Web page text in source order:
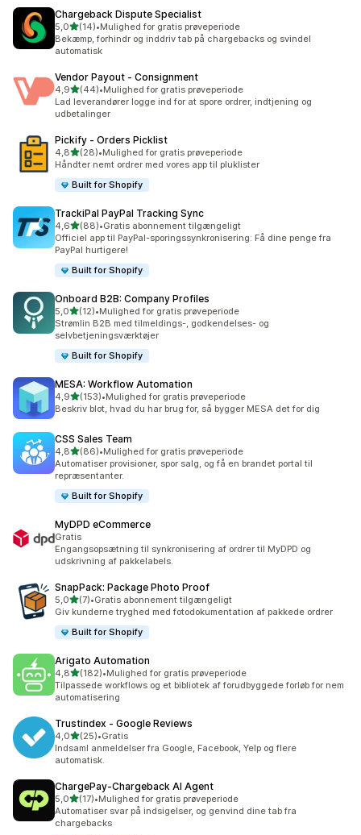
Chargeback Dispute Specialist
5,0ud af 5 stjerner
(14)
14 anmeldelser i alt
•Mulighed for gratis prøveperiode
Bekæmp, forhindr og inddriv tab på chargebacks og svindel
automatisk
Vendor Payout ‑ Consignment
4,9ud af 5 stjerner
(44)
44 anmeldelser i alt
•Mulighed for gratis prøveperiode
Lad leverandører logge ind for at spore ordrer, indtjening og
udbetalinger
Pickify ‑ Orders Picklist
4,8ud af 5 stjerner
(28)
28 anmeldelser i alt
•Mulighed for gratis prøveperiode
Håndter nemt ordrer med vores app til pluklister
Built for Shopify
TrackiPal PayPal Tracking Sync
4,6ud af 5 stjerner
(88)
88 anmeldelser i alt
•Gratis abonnement tilgængeligt
Officiel app til PayPal-sporingssynkronisering: Få dine penge fra
PayPal hurtigere!
Built for Shopify
Onboard B2B: Company Profiles
5,0ud af 5 stjerner
(12)
12 anmeldelser i alt
•Mulighed for gratis prøveperiode
Strømlin B2B med tilmeldings-, godkendelses- og
selvbetjeningsværktøjer
Built for Shopify
MESA: Workflow Automation
4,9ud af 5 stjerner
(153)
153 anmeldelser i alt
•Mulighed for gratis prøveperiode
Beskriv blot, hvad du har brug for, så bygger MESA det for dig
CSS Sales Team
4,8ud af 5 stjerner
(86)
86 anmeldelser i alt
•Mulighed for gratis prøveperiode
Automatiser provisioner, spor salg, og få en brandet portal til
repræsentanter.
Built for Shopify
MyDPD eCommerce
Gratis
Engangsopsætning til synkronisering af ordrer til MyDPD og
udskrivning af pakkelabels.
SnapPack: Package Photo Proof
5,0ud af 5 stjerner
(7)
7 anmeldelser i alt
•Gratis abonnement tilgængeligt
Giv kunderne tryghed med fotodokumentation af pakkede ordrer
Built for Shopify
Arigato Automation
4,8ud af 5 stjerner
(182)
182 anmeldelser i alt
•Mulighed for gratis prøveperiode
Tilpassede workflows og et bibliotek af forudbyggede forløb for nem
automatisering
Trustindex ‑ Google Reviews
4,0ud af 5 stjerner
(25)
25 anmeldelser i alt
•Gratis
Indsaml anmeldelser fra Google, Facebook, Yelp og flere
automatisk.
ChargePay‑Chargeback AI Agent
5,0ud af 5 stjerner
(17)
17 anmeldelser i alt
•Mulighed for gratis prøveperiode
Automatiser svar på indsigelser, og genvind dine tab fra
chargebacks